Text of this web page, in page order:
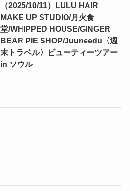
（2025/10/11）LULU HAIR
MAKE UP STUDIO/月火食
堂/WHIPPED HOUSE/GINGER
BEAR PIE SHOP/Juuneedu〈週
末トラベル〉ビューティーツアー
in ソウル